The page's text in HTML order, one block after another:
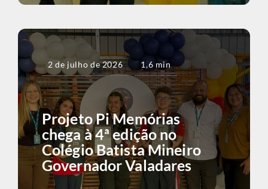
2 de julho de 2026 1,6 min
Projeto Pi Memórias
chega à 4ª edição no
Colégio Batista Mineiro
Governador Valadares